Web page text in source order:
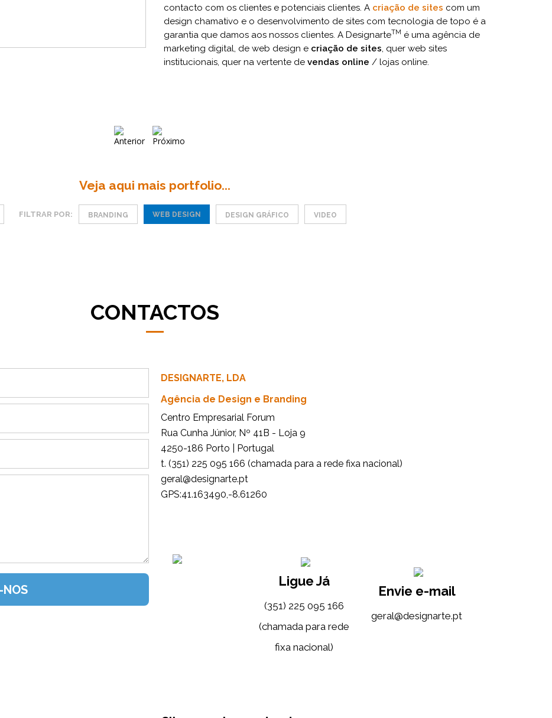
contacto com os clientes e potenciais clientes. A criação de sites com um
design chamativo e o desenvolvimento de sites com tecnologia de topo é a
garantia que damos aos nossos clientes. A DesignarteTM é uma agência de
marketing digital, de web design e criação de sites, quer web sites
institucionais, quer na vertente de vendas online / lojas online.
Veja aqui mais portfolio...
FILTRAR POR: BRANDING WEB DESIGN DESIGN GRÁFICO VIDEO
CONTACTOS
DESIGNARTE, LDA
Agência de Design e Branding
Centro Empresarial Forum
Rua Cunha Júnior, Nº 41B - Loja 9
4250-186 Porto | Portugal
t. (351) 225 095 166 (chamada para a rede fixa nacional)
tp.etrangised@lareg
GPS:41.163490,-8.61260
Ligue Já
(351) 225 095 166
(chamada para rede
fixa nacional)
Envie e-mail
tp.etrangised@lareg